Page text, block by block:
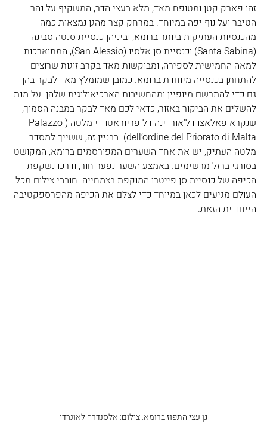
זהו פארק קטן ומטופח מאד, מלא בעצי הדר, המשקיף על נהר
הטיבר ועל נוף יפה במיוחד. במרחק קצר מהגן נמצאות כמה
מהכנסיות העתיקות ביותר ברומא, וביניהן כנסיית סנטה סבינה
(Santa Sabina) וכנסיית סן אלסיו (San Alessio), המתוארכות
למאה החמישית לספירה, ומבוקשות מאד בקרב זוגות שרוצים
להתחתן בכנסייה מיוחדת ברומא. כמובן שמומלץ מאד לבקר בהן
גם כדי להתרשם מיופיין ומהחשיבות הארכיאולוגית שלהן. על מנת
להשלים את הביקור באזור, כדאי לכם מאד לבקר במבנה הסמוך,
שנקרא פאלאצו דל'אורדינה דל פריוראטו די מלטה (Palazzo
dell’ordine del Priorato di Malta). בבניין זה, ששייך למסדר
מלטה העתיק, יש את אחד השערים המפורסמים ברומא, המקושט
בסורגי ברזל מרשימים. באמצע השער נפער חור, ודרכו נשקפת
הכיפה של כנסיית סן פייטרו המוקפת בצמחייה. חובבי צילום מכל
העולם מגיעים לכאן במיוחד כדי לצלם את הכיפה מהפרספקטיבה
הייחודית הזאת.
גן עצי התפוז ברומא. צילום: אלסנדרה לאונרדי